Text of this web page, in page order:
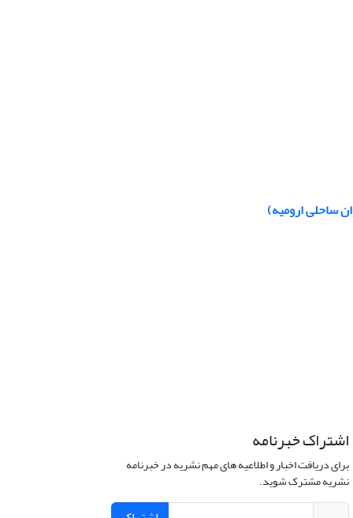
ساحلی ارومیه)
اشتراک خبرنامه
برای دریافت اخبار و اطلاعیه های مهم نشریه در خبرنامه
نشریه مشترک شوید.